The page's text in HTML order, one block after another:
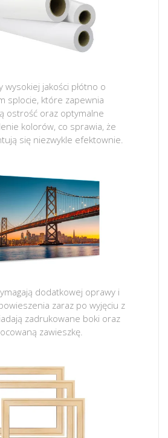
wysokiej jakości płótno o
splocie, które zapewnia
ostrość oraz optymalne
kolorów, co sprawia, że
się niezwykle efektownie.
dodatkowej oprawy i
zaraz po wyjęciu z
zadrukowane boki oraz
zawieszkę.